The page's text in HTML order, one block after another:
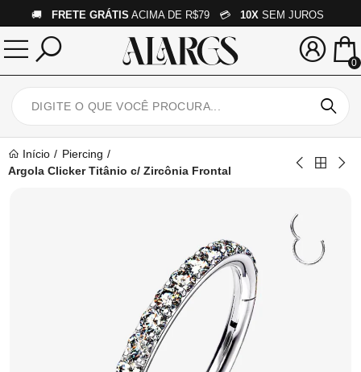
🚚 FRETE GRÁTIS ACIMA DE R$79 💳 10X SEM JUROS
0
Início
Piercing
Argola Clicker Titânio c/ Zircônia Frontal